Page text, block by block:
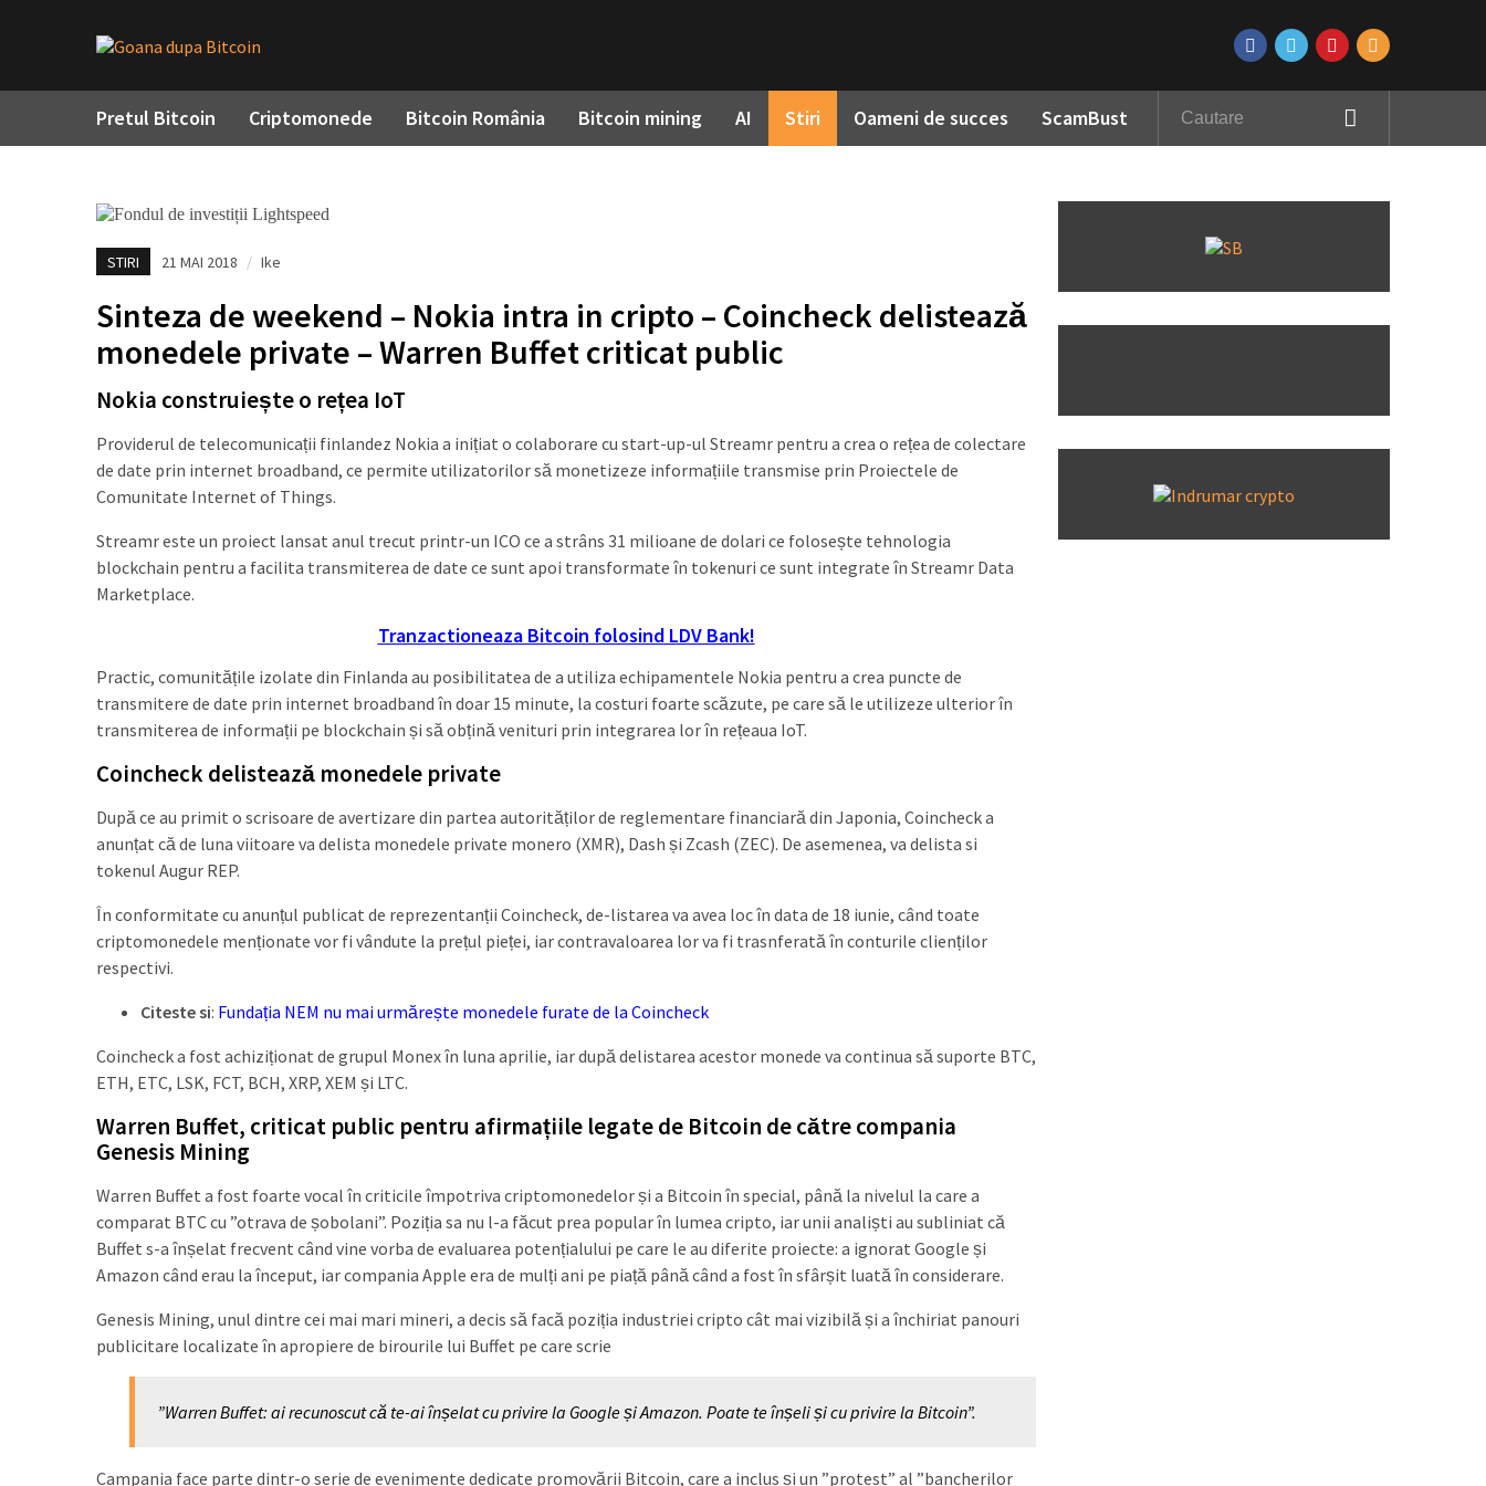
Pretul Bitcoin Criptomonede Bitcoin România Bitcoin mining AI Stiri Oameni de succes ScamBust
STIRI 21 MAI 2018 / Ike
Sinteza de weekend – Nokia intra in cripto – Coincheck delistează
monedele private – Warren Buffet criticat public
Nokia construiește o rețea IoT
Providerul de telecomunicații finlandez Nokia a inițiat o colaborare cu start-up-ul Streamr pentru a crea o rețea de colectare
de date prin internet broadband, ce permite utilizatorilor să monetizeze informațiile transmise prin Proiectele de
Comunitate Internet of Things.
Streamr este un proiect lansat anul trecut printr-un ICO ce a strâns 31 milioane de dolari ce folosește tehnologia
blockchain pentru a facilita transmiterea de date ce sunt apoi transformate în tokenuri ce sunt integrate în Streamr Data
Marketplace.
Tranzactioneaza Bitcoin folosind LDV Bank!
Practic, comunitățile izolate din Finlanda au posibilitatea de a utiliza echipamentele Nokia pentru a crea puncte de
transmitere de date prin internet broadband în doar 15 minute, la costuri foarte scăzute, pe care să le utilizeze ulterior în
transmiterea de informații pe blockchain și să obțină venituri prin integrarea lor în rețeaua IoT.
Coincheck delistează monedele private
După ce au primit o scrisoare de avertizare din partea autorităților de reglementare financiară din Japonia, Coincheck a
anunțat că de luna viitoare va delista monedele private monero (XMR), Dash și Zcash (ZEC). De asemenea, va delista si
tokenul Augur REP.
În conformitate cu anunțul publicat de reprezentanții Coincheck, de-listarea va avea loc în data de 18 iunie, când toate
criptomonedele menționate vor fi vândute la prețul pieței, iar contravaloarea lor va fi trasnferată în conturile clienților
respectivi.
Citeste si: Fundația NEM nu mai urmărește monedele furate de la Coincheck
Coincheck a fost achiziționat de grupul Monex în luna aprilie, iar după delistarea acestor monede va continua să suporte BTC,
ETH, ETC, LSK, FCT, BCH, XRP, XEM și LTC.
Warren Buffet, criticat public pentru afirmațiile legate de Bitcoin de către compania
Genesis Mining
Warren Buffet a fost foarte vocal în criticile împotriva criptomonedelor și a Bitcoin în special, până la nivelul la care a
comparat BTC cu ”otrava de șobolani”. Poziția sa nu l-a făcut prea popular în lumea cripto, iar unii analiști au subliniat că
Buffet s-a înșelat frecvent când vine vorba de evaluarea potențialului pe care le au diferite proiecte: a ignorat Google și
Amazon când erau la început, iar compania Apple era de mulți ani pe piață până când a fost în sfârșit luată în considerare.
Genesis Mining, unul dintre cei mai mari mineri, a decis să facă poziția industriei cripto cât mai vizibilă și a închiriat panouri
publicitare localizate în apropiere de birourile lui Buffet pe care scrie
”Warren Buffet: ai recunoscut că te-ai înșelat cu privire la Google și Amazon. Poate te înșeli și cu privire la Bitcoin”.
Campania face parte dintr-o serie de evenimente dedicate promovării Bitcoin, care a inclus și un ”protest” al ”bancherilor